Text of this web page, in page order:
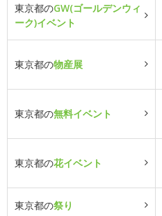
東京都のGW(ゴールデンウィ
ーク)イベント
東京都の物産展
東京都の無料イベント
東京都の花イベント
東京都の祭り